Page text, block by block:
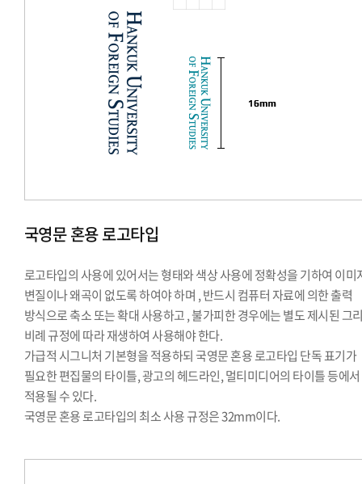
국영문 혼용 로고타입
로고타입의 사용에 있어서는 형태와 색상 사용에 정확성을 기하여 이미
변질이나 왜곡이 없도록 하여야 하며 , 반드시 컴퓨터 자료에 의한 출력
방식으로 축소 또는 확대 사용하고 , 불가피한 경우에는 별도 제시된 그
비례 규정에 따라 재생하여 사용해야 한다.
가급적 시그니처 기본형을 적용하되 국영문 혼용 로고타입 단독 표기가
필요한 편집물의 타이틀, 광고의 헤드라인, 멀티미디어의 타이틀 등에서
적용될 수 있다.
국영문 혼용 로고타입의 최소 사용 규정은 32mm이다.